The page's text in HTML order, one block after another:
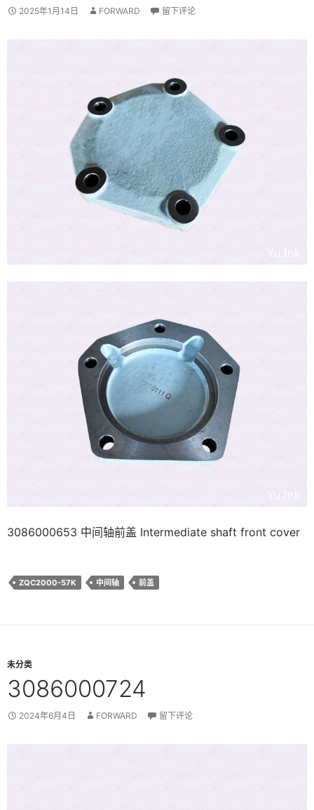
2025年1月14日 FORWARD 留下评论
3086000653 中间轴前盖 Intermediate shaft front cover
ZQC2000-57K 中间轴 前盖
未分类
3086000724
2024年6月4日 FORWARD 留下评论